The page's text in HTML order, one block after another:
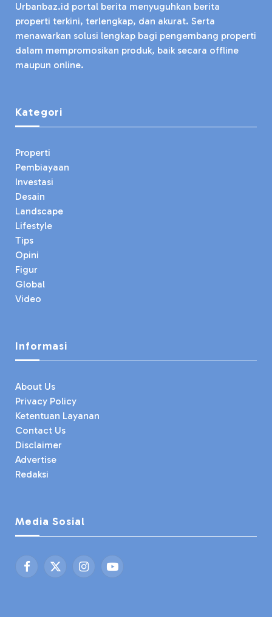
Urbanbaz.id portal berita menyuguhkan berita
properti terkini, terlengkap, dan akurat. Serta
menawarkan solusi lengkap bagi pengembang properti
dalam mempromosikan produk, baik secara offline
maupun online.
Kategori
Properti
Pembiayaan
Investasi
Desain
Landscape
Lifestyle
Tips
Opini
Figur
Global
Video
Informasi
About Us
Privacy Policy
Ketentuan Layanan
Contact Us
Disclaimer
Advertise
Redaksi
Media Sosial
Facebook
X
InstagramYouTube